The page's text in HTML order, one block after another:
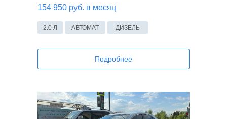
154 950 руб. в месяц
Подробнее
2.0 Л АВТОМАТ ДИЗЕЛЬ